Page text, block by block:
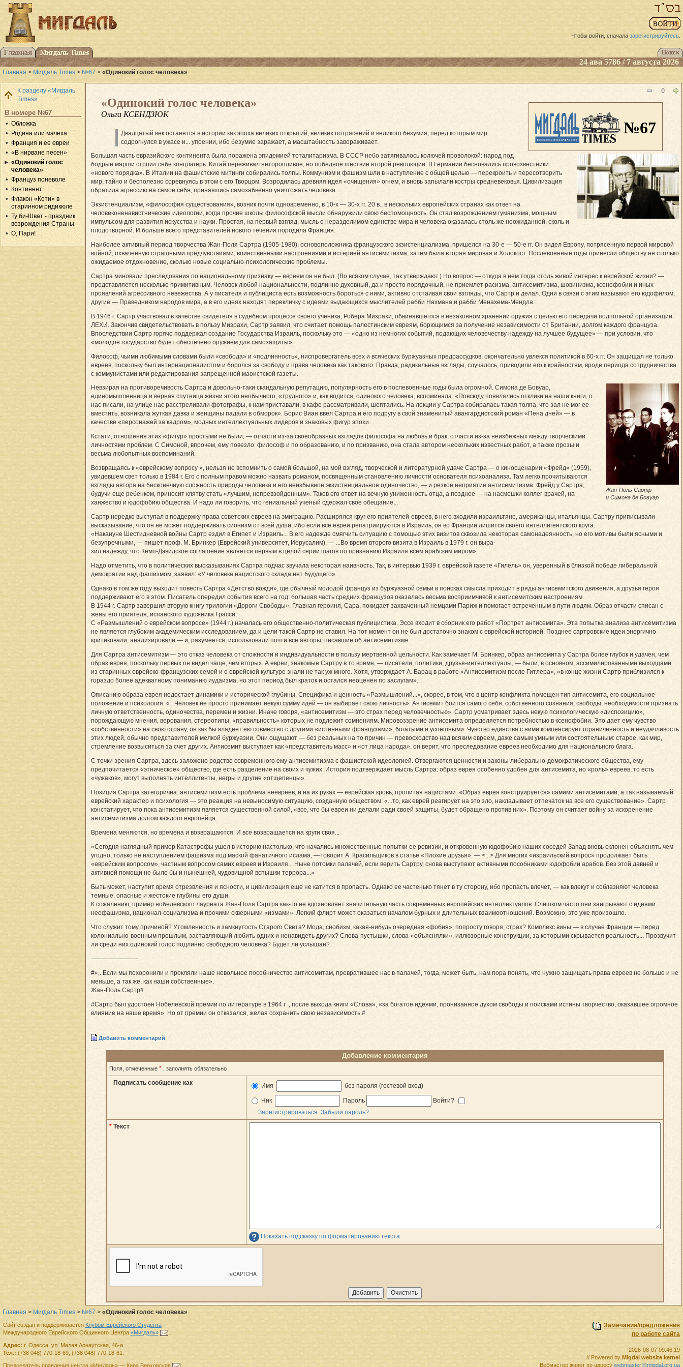
Чтобы войти, сначала зарегистрируйтесь.
24 ава 5786 / 7 августа 2026
Главная > Мигдаль Times > №67 > «Одинокий голос человека»
К разделу «Мигдаль
Times»
В номере №67
Обложка
Родина или мачеха
Франция и ее евреи
«В нирване песен»
«Одинокий голос
человека»
Француз поневоле
Континент
Флакон «Коти» в
старинном ридикюле
Ту би-Шват - праздник
возрождения Страны
О, Пари!
0
№67
«Одинокий голос человека»
Ольга КСЕНДЗЮК
Двадцатый век останется в истории как эпоха великих открытий, великих потрясений и великого безумия, перед которым мир
содрогнулся в ужасе и... упоении, ибо безумие заражает, а масштабность завораживает.
Большая часть евразийского континента была поражена эпидемией тоталитаризма. В СССР небо затягивалось колючей проволокой: народ под
бодрые марши строил себе концлагерь. Китай переживал неторопливое, но победное шествие второй революции. В Германии бесновались провозвестники
«нового порядка». В Италии на фашистские митинги собирались толпы. Коммунизм и фашизм шли в наступление с общей целью — перекроить и пересотворить
мир, тайно и бесполезно соревнуясь в этом с его Творцом. Возродилась древняя идея «очищения» огнем, и вновь запылали костры средневековья. Цивилизация
обратила агрессию на самое себя, принявшись самозабвенно уничтожать человека.
Экзистенциализм, «философия существования», возник почти одновременно, в 10-х — 30-х гг. 20 в., в нескольких европейских странах как ответ на
человеконенавистнические идеологии, когда прочие школы философской мысли обнаружили свою беспомощность. Он стал возрождением гуманизма, мощным
импульсом для развития искусства и науки. Простая, на первый взгляд, мысль о неразделимом единстве мира и человека оказалась столь же неожиданной, сколь и
плодотворной. И больше всего представителей нового течения породила Франция.
Наиболее активный период творчества Жан-Поля Сартра (1905-1980), основоположника французского экзистенциализма, пришелся на 30-е — 50-е гг. Он видел Европу, потрясенную первой мировой
войной, охваченную страшными предчувствиями, воинственными настроениями и истерией антисемитизма; затем была вторая мировая и Холокост. Послевоенные годы принесли обществу не столько
ожидаемое отдохновение, сколько новые социально-психологические проблемы.
Сартра миновали преследования по национальному признаку — евреем он не был. (Во всяком случае, так утверждают.) Но вопрос — откуда в нем тогда столь живой интерес к еврейской жизни? —
представляется несколько примитивным. Человек любой национальности, подлинно духовный, да и просто порядочный, не приемлет расизма, антисемитизма, шовинизма, ксенофобии и иных
проявлений агрессивного невежества. А у писателя и публициста есть возможность бороться с ними, активно отстаивая свои взгляды, что Сартр и делал. Одни в связи с этим называют его юдофилом,
другие — Праведником народов мира, а в его идеях находят перекличку с идеями выдающихся мыслителей рабби Нахмана и рабби Менахема-Мендла.
В 1946 г. Сартр участвовал в качестве свидетеля в судебном процессе своего ученика, Робера Мизрахи, обвинявшегося в незаконном хранении оружия с целью его передачи подпольной организации
ЛЕХИ. Закончив свидетельствовать в пользу Мизрахи, Сартр заявил, что считает помощь палестинским евреям, борющимся за получение независимости от Британии, долгом каждого француза.
Впоследствии Сартр горячо поддержал создание Государства Израиль, поскольку это — «одно из немногих событий, подающих человечеству надежду на лучшее будущее» — при условии, что
«молодое государство будет обеспечено оружием для самозащиты».
Философ, чьими любимыми словами были «свобода» и «подлинность», ниспровергатель всех и всяческих буржуазных предрассудков, окончательно увлекся политикой в 60-х гг. Он защищал не только
евреев, поскольку был интернационалистом и боролся за свободу и права человека как такового. Правда, радикальные взгляды, случалось, приводили его к крайностям, вроде периода сотрудничества
с коммунистами или редактирования запрещенной маоистской газеты.
Жан-Поль Сартр
и Симона де Бовуар
Невзирая на противоречивость Сартра и довольно-таки скандальную репутацию, популярность его в послевоенные годы была огромной. Симона де Бовуар,
единомышленница и верная спутница жизни этого необычного, «трудного» и, как водится, одинокого человека, вспоминала: «Повсюду появлялись отклики на наши книги, о
нас писали, на улице нас расстреливали фотографы, к нам приставали, в кафе рассматривали, шептались. На лекции у Сартра собиралась такая толпа, что зал не мог ее
вместить, возникала жуткая давка и женщины падали в обморок». Борис Виан ввел Сартра и его подругу в свой знаменитый авангардистский роман «Пена дней» — в
качестве «персонажей за кадром», модных интеллектуальных лидеров и знаковых фигур эпохи.
Кстати, отношения этих «фигур» простыми не были, — отчасти из-за своеобразных взглядов философа на любовь и брак, отчасти из-за неизбежных между творческими
личностями проблем. С Симоной, впрочем, ему повезло: философ и по образованию, и по призванию, она стала автором нескольких известных работ, а также прозы и
весьма любопытных воспоминаний.
Возвращаясь к «еврейскому вопросу », нельзя не вспомнить о самой большой, на мой взгляд, творческой и литературной удаче Сартра — о киносценарии «Фрейд» (1959),
увидевшем свет только в 1984 г. Его с полным правом можно назвать романом, посвященным становлению личности основателя психоанализа. Там легко прочитываются
взгляды автора на бесконечную сложность природы человека и его неизбывное экзистенциальное одиночество, — и резкое неприятие антисемитизма. Фрейд у Сартра,
будучи еще ребенком, приносит клятву стать «лучшим, непревзойденным». Таков его ответ на вечную униженность отца, а позднее — на насмешки коллег-врачей, на
ханжество и юдофобию общества. И надо ли говорить, что гениальный ученый сдержал свое обещание...
Сартр нередко выступал в поддержку права советских евреев на эмиграцию. Расширялся круг его приятелей-евреев, в него входили израильтяне, американцы, итальянцы. Сартру приписывали
высказывание, что он не может поддерживать сионизм от всей души, ибо если все евреи репатриируются в Израиль, он во Франции лишится своего интеллигентского круга.
«Накануне Шестидневной войны Сартр ездил в Египет и Израиль... В его надежде смягчить ситуацию с помощью этих визитов сквозила некоторая самонадеянность, но его мотивы были ясными и
безупречными, — пишет проф. М. Бринкер (Еврейский университет, Иерусалим). — ...Во время второго визита в Израиль в 1979 г. он выра-
зил надежду, что Кемп-Дэвидское соглашение является первым в целой серии шагов по признанию Израиля всем арабским миром».
Надо отметить, что в политических высказываниях Сартра подчас звучала некоторая наивность. Так, в интервью 1939 г. еврейской газете «Гилель» он, уверенный в близкой победе либеральной
демократии над фашизмом, заявил: «У человека нацистского склада нет будущего».
Однако в том же году выходит повесть Сартра «Детство вождя», где обычный молодой француз из буржуазной семьи в поисках смысла приходит в ряды антисемитского движения, а друзья героя
поддерживают его в этом. Писатель опередил события всего на год: большая часть средних французов оказалась весьма восприимчивой к антисемитским настроениям.
В 1944 г. Сартр завершил вторую книгу трилогии «Дороги Свободы». Главная героиня, Сара, покидает захваченный немцами Париж и помогает встреченным в пути людям. Образ отчасти списан с
жены его приятеля, испанского художника Грасси.
С «Размышлений о еврейском вопросе» (1944 г.) началась его общественно-политическая публицистика. Эссе входит в сборник его работ «Портрет антисемита». Эта попытка анализа антисемитизма
не является глубоким академическим исследованием, да и цели такой Сартр не ставил. На тот момент он не был достаточно знаком с еврейской историей. Позднее сартровские идеи энергично
критиковали, анализировали — и, разумеется, использовали почти все авторы, писавшие об антисемитизме.
Для Сартра антисемитизм — это отказ человека от сложности и индивидуальности в пользу мертвенной цельности. Как замечает М. Бринкер, образ антисемита у Сартра более глубок и удачен, чем
образ еврея, поскольку первых он видел чаще, чем вторых. А евреи, знакомые Сартру в то время, — писатели, политики, друзья-интеллектуалы, — были, в основном, ассимилированными выходцами
из старинных еврейско-французских семей и о еврейской культуре знали не так уж много. Хотя, утверждает А. Барац в работе «Антисемитизм после Гитлера», «в конце жизни Сартр приблизился к
гораздо более адекватному пониманию иудаизма, но этот период был краток и остался неоценен по заслугам».
Описанию образа еврея недостает динамики и исторической глубины. Специфика и ценность «Размышлений...», скорее, в том, что в центр конфликта помещен тип антисемита, его социальное
положение и психология. «...Человек не просто принимает некую сумму идей — он выбирает свою личность». Антисемит боится самого себя, собственного сознания, свободы, необходимости признать
личную ответственность, одиночества, перемен и жизни. Иначе говоря, «антисемитизм — это страх перед человечностью». Сартр усматривает здесь некую психологическую «диспозицию»,
порождающую мнения, верования, стереотипы, «правильность» которых не подлежит сомнениям. Мировоззрение антисемита определяется потребностью в ксенофобии. Это дает ему чувство
«собственности» на свою страну, он как бы владеет ею совместно с другими «истинными французами», богатыми и успешными. Чувство единства с ними компенсирует ограниченность и неудачливость
этих людей, обычно представителей мелкой буржуазии. Они ощущают — без реальных на то причин — превосходство над всяким евреем, даже самым умным или состоятельным: старое, как мир,
стремление возвыситься за счет других. Антисемит выступает как «представитель масс» и «от лица народа», он верит, что преследование евреев необходимо для национального блага.
С точки зрения Сартра, здесь заложено родство современного ему антисемитизма с фашистской идеологией. Отвергаются ценности и законы либерально-демократического общества, ему
предпочитается «этническое» общество, где есть разделение на своих и чужих. История подтверждает мысль Сартра: образ еврея особенно удобен для антисемита, но «роль» евреев, то есть
«чужаков», могут выполнять интеллигенты, негры и другие «отщепенцы».
Позиция Сартра категорична: антисемитизм есть проблема неевреев, и на их руках — еврейская кровь, пролитая нацистами. «Образ еврея конструируется» самими антисемитами, а так называемый
еврейский характер и психология — это реакция на невыносимую ситуацию, созданную обществом: «...то, как еврей реагирует на это зло, накладывает отпечаток на все его существование». Сартр
констатирует, что пока антисемитизм является существенной силой, «все, что бы евреи ни делали ради своей защиты, будет обращено против них». Поэтому он считает войну за искоренение
антисемитизма долгом каждого европейца.
Времена меняются, но времена и возвращаются. И все возвращается на круги своя...
«Сегодня наглядный пример Катастрофы ушел в историю настолько, что начались множественные попытки ее ревизии, и откровенную юдофобию наших соседей Запад вновь склонен объяснять чем
угодно, только не наступлением фашизма под маской фанатичного ислама, — говорит А. Красильщиков в статье «Плохие друзья». — <...> Для многих «израильский вопрос» продолжает быть
«еврейским вопросом», частным вопросом самих евреев и Израиля... Ныне потомки палачей, если верить Сартру, снова выступают активными пособниками юдофобии арабов. Без этой давней и
активной помощи не было бы и нынешней, чудовищной вспышки террора...»
Быть может, наступит время отрезвления и ясности, и цивилизация еще не катится в пропасть. Однако ее частенько тянет в ту сторону, ибо пропасть влечет, — как влекут и соблазняют человека
темные, опасные и жестокие глубины его души.
К сожалению, пример нобелевского лауреата Жан-Поля Сартра как-то не вдохновляет значительную часть современных европейских интеллектуалов. Слишком часто они заигрывают с идеями
неофашизма, национал-социализма и прочими скверными «измами». Легкий флирт может оказаться началом бурных и длительных взаимоотношений. Возможно, это уже произошло.
Что служит тому причиной? Утомленность и замкнутость Старого Света? Мода, снобизм, какая-нибудь очередная «фобия», попросту говоря, страх? Комплекс вины — в случае Франции — перед
колониально-военным прошлым, заставляющий любить одних и ненавидеть других? Слова-пустышки, слова-«объяснялки», иллюзорные конструкции, за которыми скрывается реальность... Прозвучит
ли среди них одинокий голос подлинно свободного человека? Будет ли услышан?
———————--
#«...Если мы похоронили и прокляли наше невольное пособничество антисемитам, превратившее нас в палачей, тогда, может быть, нам пора понять, что нужно защищать права евреев не больше и не
меньше, а так же, как наши собственные».
Жан-Поль Сартр#
#Сартр был удостоен Нобелевской премии по литературе в 1964 г ., после выхода книги «Слова», «за богатое идеями, пронизанное духом свободы и поисками истины творчество, оказавшее огромное
влияние на наше время». Но от премии он отказался, желая сохранить свою независимость.#
Добавить комментарий
Добавление комментария
Поля, отмеченные * , заполнять обязательно
Подписать сообщение как Имя без пароля (гостевой вход)
Ник Пароль
Войти?
Зарегистрироваться Забыли пароль?
* Текст
Показать подсказку по форматированию текста
Главная > Мигдаль Times > №67 > «Одинокий голос человека»
Замечания/предложения
по работе сайта
2026-08-07 09:46:19
// Powered by Migdal website kernel
Вебмастер живет по адресуwebmaster@migdal.org.ua
Сайт создан и поддерживается Клубом Еврейского Студента
Международного Еврейского Общинного Центра «Мигдаль» .
Адрес: г. Одесса, ул. Малая Арнаутская, 46-а.
Тел.: (+38 048) 770-18-69, (+38 048) 770-18-61.
Председатель правленияцентра «Мигдаль»— Кира Верховская